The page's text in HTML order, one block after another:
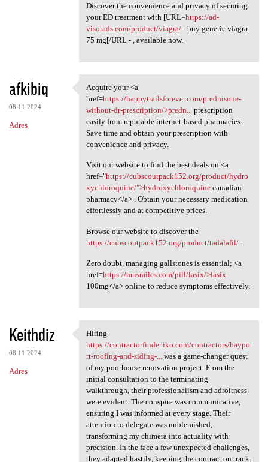
Discover the convenience and privacy of securing
your ED treatment with [URL=https://ad-
visorads.com/product/viagra/- buy generic viagra
75 mg[/URL - , available now.
afkibiq
08.11.2024
Adres
Acquire your <a href=https:/
Acquire your <a
href=https://happytrailsforever.com/prednisone-
without-dr-prescription/>predn...
prescription
easily from reputable internet-based pharmacies.
Save time and obtain your prescription with
convenience and privacy.
Visit our website to find the best deals on <a
href="https://cubscoutpack152.org/product/hydro
xychloroquine/">hydroxychloroquinecanadian
pharmacy</a> . Obtain your necessary medication
effortlessly and at competitive prices.
Browse our website to discover the
https://cubscoutpack152.org/product/tadalafil/.
Zero doubt, managing gallstones is essential; <a
href=https://mnsmiles.com/pill/lasix/>lasix
100mg</a> online to reduce symptoms effectively.
Keithdiz
08.11.2024
Adres
Hiring https:/
Hiring
https://contractorfinder.iko.com/contractors/baypo
rt-roofing-and-siding-...
was a game-changer quest
of my poorhouse renovation project. From the
initial consultation to the terminating
walkthrough, their professionalism and adroitness
were evident. The conspire was communicative,
ensuring I was informed at every stage. Their
attention to delegate was unblemished,
transforming my chimera into actuality with
precision. In the face a few unexpected challenges,
they adapted hastily, keeping the contract on track.